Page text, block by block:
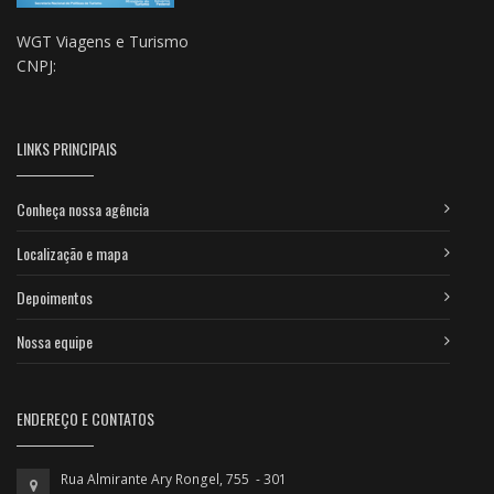
WGT Viagens e Turismo
CNPJ:
LINKS PRINCIPAIS
Conheça nossa agência
Localização e mapa
Depoimentos
Nossa equipe
ENDEREÇO E CONTATOS
Rua Almirante Ary Rongel, 755 - 301